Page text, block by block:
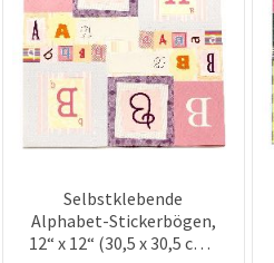
Selbstklebende
Alphabet-Stickerbögen,
12“ x 12“ (30,5 x 30,5 cm),